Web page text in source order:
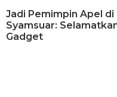
Jadi Pemimpin Apel di
Syamsuar:
Gadget